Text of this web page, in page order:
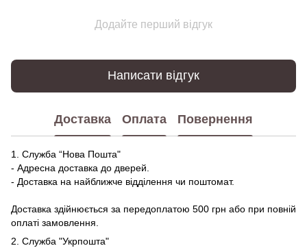
Додайте перший відгук
Написати відгук
Доставка Оплата Повернення
1. Служба “Нова Пошта"
- Адресна доставка до дверей.
- Доставка на найближче відділення чи поштомат.
Доставка здійнюється за передоплатою 500 грн або при повній
оплаті замовлення.
2. Служба "Укрпошта"